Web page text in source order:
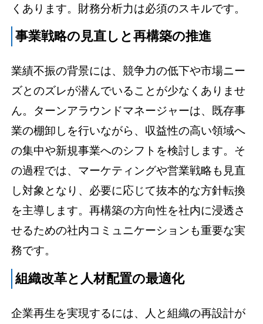
くあります。財務分析力は必須のスキルです。
事業戦略の見直しと再構築の推進
業績不振の背景には、競争力の低下や市場ニー
ズとのズレが潜んでいることが少なくありませ
ん。ターンアラウンドマネージャーは、既存事
業の棚卸しを行いながら、収益性の高い領域へ
の集中や新規事業へのシフトを検討します。そ
の過程では、マーケティングや営業戦略も見直
し対象となり、必要に応じて抜本的な方針転換
を主導します。再構築の方向性を社内に浸透さ
せるための社内コミュニケーションも重要な実
務です。
組織改革と人材配置の最適化
企業再生を実現するには、人と組織の再設計が